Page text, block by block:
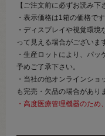
【ご注文前に必ずお読み下
・表示価格は1箱の価格です
・ディスプレイや視覚環
って見える場合がございま
・生産ロットにより、パッ
予めご了承下さい。
・当社の他オンラインシ
も完売・欠品の場合があり
・高度医療管理機器のため